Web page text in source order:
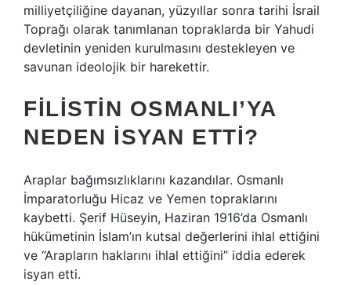
milliyetçiliğine dayanan, yüzyıllar sonra tarihi İsrail
Toprağı olarak tanımlanan topraklarda bir Yahudi
devletinin yeniden kurulmasını destekleyen ve
savunan ideolojik bir harekettir.
FILISTIN OSMANLI’YA
NEDEN ISYAN ETTI?
Araplar bağımsızlıklarını kazandılar. Osmanlı
İmparatorluğu Hicaz ve Yemen topraklarını
kaybetti. Şerif Hüseyin, Haziran 1916’da Osmanlı
hükümetinin İslam’ın kutsal değerlerini ihlal ettiğini
ve “Arapların haklarını ihlal ettiğini” iddia ederek
isyan etti.